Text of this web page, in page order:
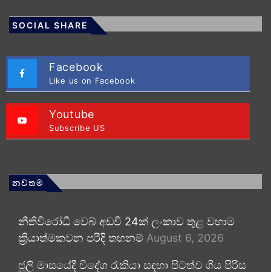
SOCIAL SHARE
Facebook
Like us on Facebook
Youtube
Subscribe US
නවතම
නීතිවිරෝධී වෙබ් අඩවි 24ක් ලංකාව තුළ වහාම
ක්‍රියාත්මකවන පරිදි තහනම් August 6, 2026
ජූලි මාසයේදී විදේශ රැකියා සඳහා පිටත්ව ගිය පිරිස